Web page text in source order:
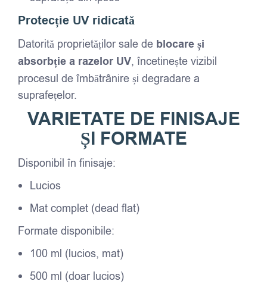
Protecție UV ridicată
Datorită proprietăților sale de blocare și
absorbție a razelor UV, încetinește vizibil
procesul de îmbătrânire și degradare a
suprafețelor.
VARIETATE DE FINISAJE
ȘI FORMATE
Disponibil în finisaje:
Lucios
Mat complet (dead flat)
Formate disponibile:
100 ml (lucios, mat)
500 ml (doar lucios)